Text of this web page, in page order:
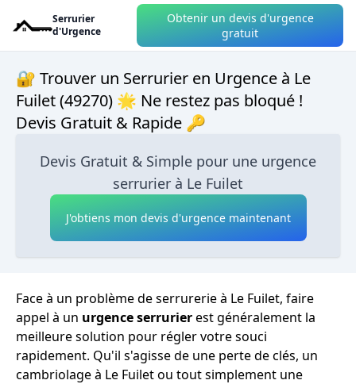
Serrurier
d'Urgence
Obtenir un devis d'urgence
gratuit
🔐 Trouver un Serrurier en Urgence à Le
Fuilet (49270) 🌟 Ne restez pas bloqué !
Devis Gratuit & Rapide 🔑
Devis Gratuit & Simple pour une urgence
serrurier à Le Fuilet
J'obtiens mon devis d'urgence maintenant
Face à un problème de serrurerie à Le Fuilet, faire
appel à un urgence serrurierest généralement la
meilleure solution pour régler votre souci
rapidement. Qu'il s'agisse de une perte de clés, un
cambriolage à Le Fuilet ou tout simplement une